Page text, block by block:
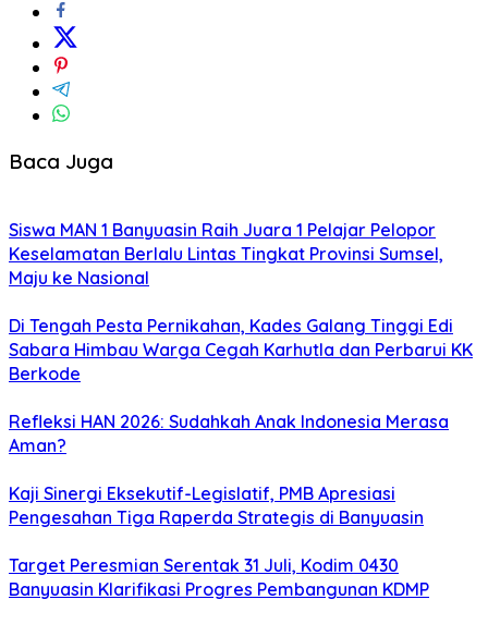
Baca Juga
Siswa MAN 1 Banyuasin Raih Juara 1 Pelajar Pelopor
Keselamatan Berlalu Lintas Tingkat Provinsi Sumsel,
Maju ke Nasional
Di Tengah Pesta Pernikahan, Kades Galang Tinggi Edi
Sabara Himbau Warga Cegah Karhutla dan Perbarui KK
Berkode
Refleksi HAN 2026: Sudahkah Anak Indonesia Merasa
Aman?
Kaji Sinergi Eksekutif-Legislatif, PMB Apresiasi
Pengesahan Tiga Raperda Strategis di Banyuasin
Target Peresmian Serentak 31 Juli, Kodim 0430
Banyuasin Klarifikasi Progres Pembangunan KDMP